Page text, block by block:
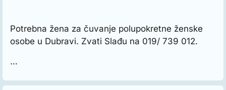
Potrebna žena za čuvanje polupokretne ženske
osobe u Dubravi. Zvati Slađu na 019/ 739 012.
…